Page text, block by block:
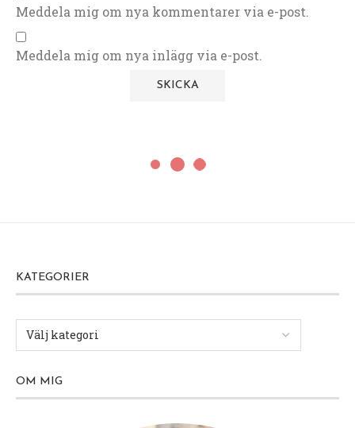
Meddela mig om nya kommentarer via e-post.
Meddela mig om nya inlägg via e-post.
Nerja
Vi fortsätter att leva i vår lilla bubbla här i Nerja.
Livet utanför våra dagar här känns låååångt borta
och man glömmer nästan både vänner och familj
Men nu börjar det faktiskt lida mot sitt slut. Vi har